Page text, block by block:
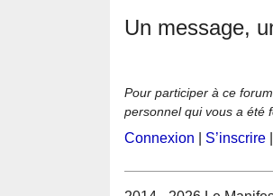
Un message,
Pour participer à ce
personnel qui vous a été
Connexion S’inscrire